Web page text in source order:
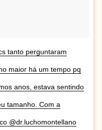
tanto perguntaram
maior há um tempo pq
anos, estava sentindo
tamanho. Com a
@dr.luchomontellano